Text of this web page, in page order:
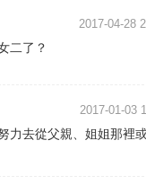
2017-04-28
二了？
2017-01-03
力去從父親、姐姐那裡